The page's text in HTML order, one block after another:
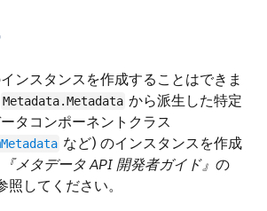
ンスタンスを作成することはできま
Metadata.Metadata から派生した特定
タコンポーネントクラス
など) のインスタンスを作成
『メタデータ API 開発者ガイド』 の
照してください。